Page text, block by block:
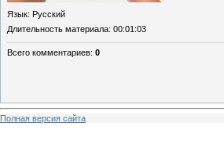
Язык: Русский
Длительность материала: 00:01:03
Всего комментариев: 0
Полная версия сайта